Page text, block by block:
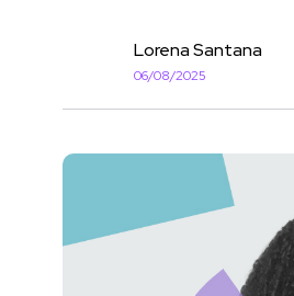
Lorena Santana
06/08/2025